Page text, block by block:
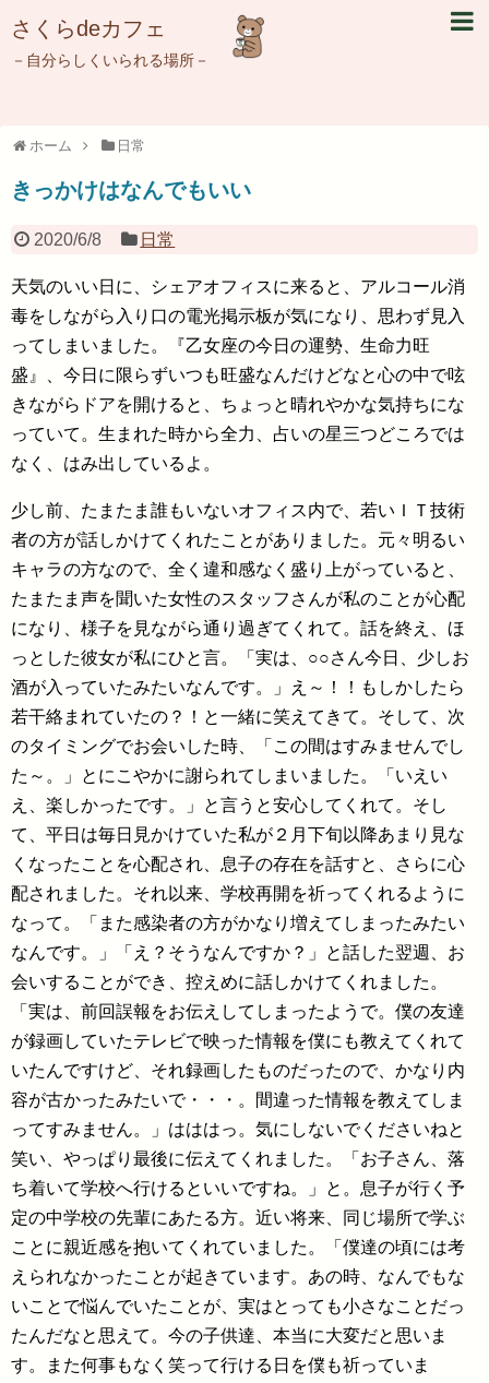
さくらdeカフェ
－自分らしくいられる場所－
ホーム 日常
きっかけはなんでもいい
2020/6/8 日常
天気のいい日に、シェアオフィスに来ると、アルコール消
毒をしながら入り口の電光掲示板が気になり、思わず見入
ってしまいました。『乙女座の今日の運勢、生命力旺
盛』、今日に限らずいつも旺盛なんだけどなと心の中で呟
きながらドアを開けると、ちょっと晴れやかな気持ちにな
っていて。生まれた時から全力、占いの星三つどころでは
なく、はみ出しているよ。
少し前、たまたま誰もいないオフィス内で、若いＩＴ技術
者の方が話しかけてくれたことがありました。元々明るい
キャラの方なので、全く違和感なく盛り上がっていると、
たまたま声を聞いた女性のスタッフさんが私のことが心配
になり、様子を見ながら通り過ぎてくれて。話を終え、ほ
っとした彼女が私にひと言。「実は、○○さん今日、少しお
酒が入っていたみたいなんです。」え～！！もしかしたら
若干絡まれていたの？！と一緒に笑えてきて。そして、次
のタイミングでお会いした時、「この間はすみませんでし
た～。」とにこやかに謝られてしまいました。「いえい
え、楽しかったです。」と言うと安心してくれて。そし
て、平日は毎日見かけていた私が２月下旬以降あまり見な
くなったことを心配され、息子の存在を話すと、さらに心
配されました。それ以来、学校再開を祈ってくれるように
なって。「また感染者の方がかなり増えてしまったみたい
なんです。」「え？そうなんですか？」と話した翌週、お
会いすることができ、控えめに話しかけてくれました。
「実は、前回誤報をお伝えしてしまったようで。僕の友達
が録画していたテレビで映った情報を僕にも教えてくれて
いたんですけど、それ録画したものだったので、かなり内
容が古かったみたいで・・・。間違った情報を教えてしま
ってすみません。」はははっ。気にしないでくださいねと
笑い、やっぱり最後に伝えてくれました。「お子さん、落
ち着いて学校へ行けるといいですね。」と。息子が行く予
定の中学校の先輩にあたる方。近い将来、同じ場所で学ぶ
ことに親近感を抱いてくれていました。「僕達の頃には考
えられなかったことが起きています。あの時、なんでもな
いことで悩んでいたことが、実はとっても小さなことだっ
たんだなと思えて。今の子供達、本当に大変だと思いま
す。また何事もなく笑って行ける日を僕も祈っていま